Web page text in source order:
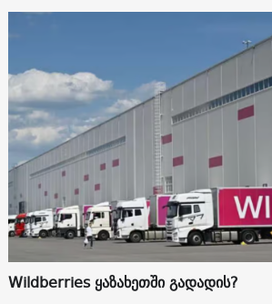
Wildberries ყაზახეთში გადადის?